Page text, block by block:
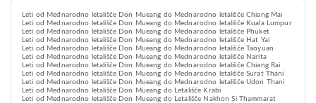
Leti od Mednarodno letališče Don Mueang do Mednarodno letališče Chiang Mai
Leti od Mednarodno letališče Don Mueang do Mednarodno letališče Kuala Lumpur
Leti od Mednarodno letališče Don Mueang do Mednarodno letališče Phuket
Leti od Mednarodno letališče Don Mueang do Mednarodno letališče Hat Yai
Leti od Mednarodno letališče Don Mueang do Mednarodno letališče Taoyuan
Leti od Mednarodno letališče Don Mueang do Mednarodno letališče Narita
Leti od Mednarodno letališče Don Mueang do Mednarodno letališče Chiang Rai
Leti od Mednarodno letališče Don Mueang do Mednarodno letališče Surat Thani
Leti od Mednarodno letališče Don Mueang do Mednarodno letališče Udon Thani
Leti od Mednarodno letališče Don Mueang do Letališče Krabi
Leti od Mednarodno letališče Don Mueang do Letališče Nakhon Si Thammarat